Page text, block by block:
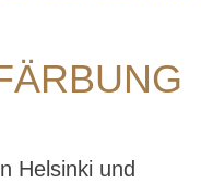
Helsinki und